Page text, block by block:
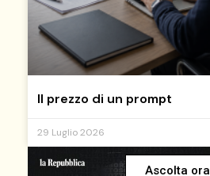
Il prezzo di un prompt
29 Luglio 2026
Ascolta ora